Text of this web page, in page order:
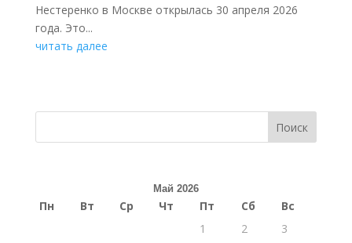
Нестеренко в Москве открылась 30 апреля 2026
года. Это...
читать далее
Поиск
Май 2026
Пн Вт Ср Чт Пт Сб
Вс
1
2
3